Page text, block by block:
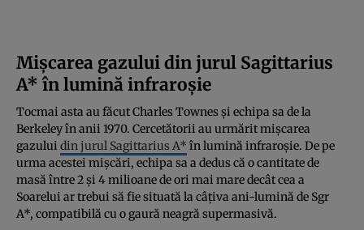
Mișcarea gazului din jurul Sagittarius
A* în lumină infraroșie
Tocmai asta au făcut Charles Townes și echipa sa de la
Berkeley în anii 1970. Cercetătorii au urmărit mișcarea
gazului din jurul Sagittarius A* în lumină infraroșie. De pe
urma acestei mișcări, echipa sa a dedus că o cantitate de
masă între 2 și 4 milioane de ori mai mare decât cea a
Soarelui ar trebui să fie situată la câțiva ani-lumină de Sgr
A*, compatibilă cu o gaură neagră supermasivă.